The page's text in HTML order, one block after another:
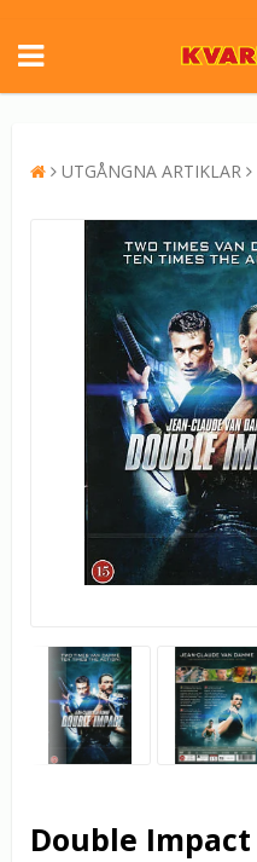
UTGÅNGNA ARTIKLAR
Double Impact